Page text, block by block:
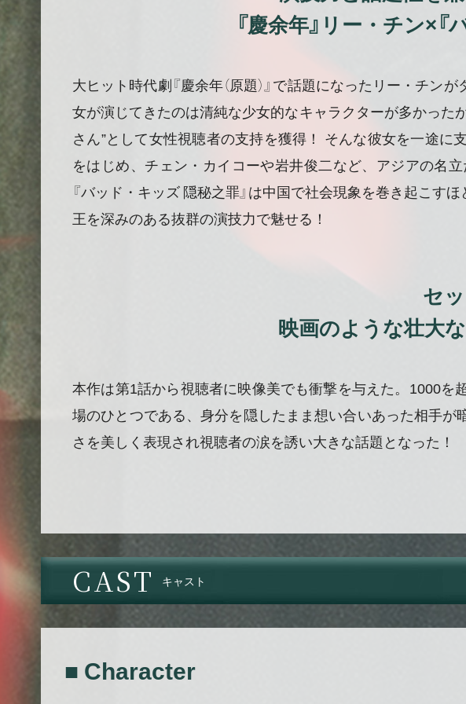
『慶余年』リー・チン×
大ヒット時代劇『慶余年（原題）』で話題になったリー・チ
女が演じてきたのは清純な少女的なキャラクターが多かっ
さん”として女性視聴者の支持を獲得！ そんな彼女を一途
をはじめ、チェン・カイコーや岩井俊二など、アジアの名
『バッド・キッズ 隠秘之罪』は中国で社会現象を巻き起こ
王を深みのある抜群の演技力で魅せる！
セ
映画のような壮大
本作は第1話から視聴者に映像美でも衝撃を与えた。1000
場のひとつである、身分を隠したまま想い合いあった相手
さを美しく表現され視聴者の涙を誘い大きな話題となった！
CAST キャスト
■ Character